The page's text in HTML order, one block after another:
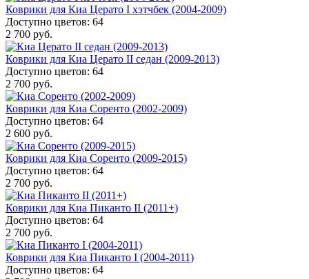
Коврики для Киа Церато I хэтчбек (2004-2009)
Доступно цветов: 64
2 700 руб.
Коврики для Киа Церато II седан (2009-2013)
Доступно цветов: 64
2 700 руб.
Коврики для Киа Соренто (2002-2009)
Доступно цветов: 64
2 600 руб.
Коврики для Киа Соренто (2009-2015)
Доступно цветов: 64
2 700 руб.
Коврики для Киа Пиканто II (2011+)
Доступно цветов: 64
2 700 руб.
Коврики для Киа Пиканто I (2004-2011)
Доступно цветов: 64